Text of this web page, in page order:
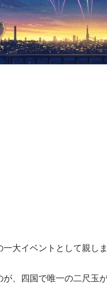
大イベントとして親し
、四国で唯一の二尺玉